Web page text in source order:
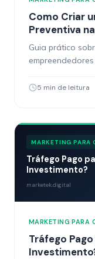
Como Criar
Preventiva
Guia prático
5 min de leitura
MARKETING PARA
Tráfego Pago
Investimento?
marketek.digital
MARKETING PARA
Tráfego